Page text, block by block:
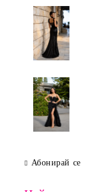
Абонирай се